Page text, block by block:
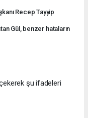
Recep Tayyip
Gül, benzer hataların
şu ifadeleri